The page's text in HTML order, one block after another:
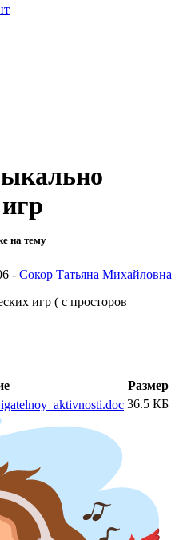
на тему
- Сокор Татьяна Михайловна
игр ( с просторов
Размер
36.5 КБ